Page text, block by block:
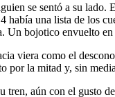
se sentó a su
había una lista de los
Un bojotico envuelto
viera como el
la mitad y, sin
aún con el gusto